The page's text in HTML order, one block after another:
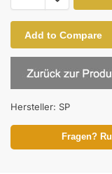
Add to Compare
Hersteller: SP
Fragen?